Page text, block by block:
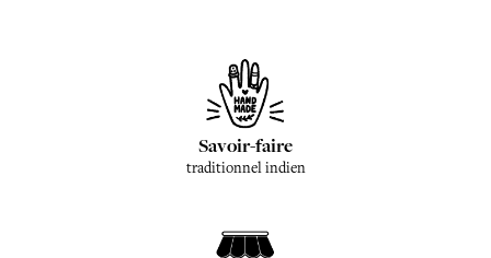
Savoir-faire
traditionnel indien